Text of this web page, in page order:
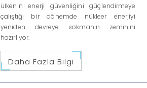
ülkenin enerji güvenliğini güçlendirmeye
çalıştığı bir dönemde nükleer enerjiyi
yeniden devreye sokmanın zeminini
hazırlıyor.
Daha Fazla Bilgi